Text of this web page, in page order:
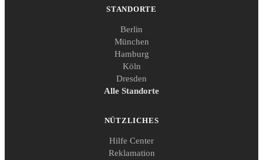
STANDORTE
Berlin
München
Hamburg
Köln
Dresden
Alle Standorte
NÜTZLICHES
Hilfe Center
Reklamation